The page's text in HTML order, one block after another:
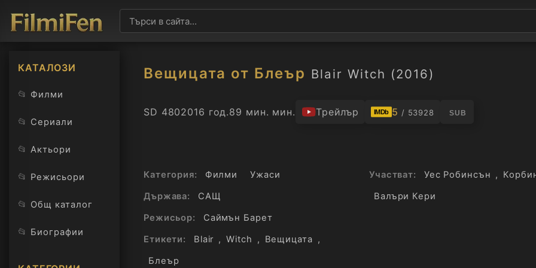
КАТАЛОЗИ
📂 Филми
📂 Сериали
📂 Актьори
📂 Режисьори
📂 Общ каталог
📂 Биографии
Вещицата от Блеър Blair Witch (2016)
SD 4802016 год.89 мин. мин. Трейлър IMDb 5 / 53928 SUB
Категория: Филми
Ужаси
Държава:
САЩ
Режисьор:
Саймън Барет
Етикети:
Blair , Witch , Вещицата ,
Блеър
Участват: Уес Робинсън ,
Валъри Кери